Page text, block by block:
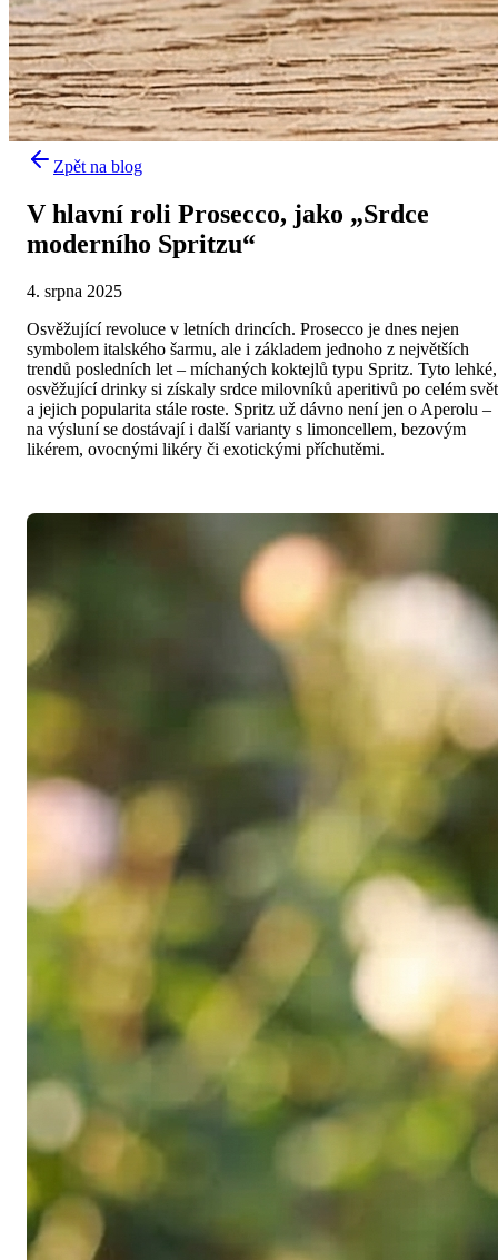
Zpět na blog
V hlavní roli Prosecco, jako „Srdce
moderního Spritzu“
4. srpna 2025
Osvěžující revoluce v letních drincích. Prosecco je dnes nejen
symbolem italského šarmu, ale i základem jednoho z největších
trendů posledních let – míchaných koktejlů typu Spritz. Tyto lehké,
osvěžující drinky si získaly srdce milovníků aperitivů po celém
a jejich popularita stále roste. Spritz už dávno není jen o Aperolu –
na výsluní se dostávají i další varianty s limoncellem, bezovým
likérem, ovocnými likéry či exotickými příchutěmi.